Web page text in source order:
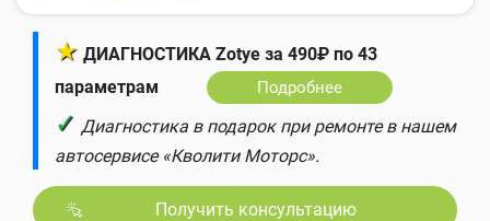
★ ДИАГНОСТИКА Zotye за 490₽ по 43
параметрам
Подробнее
✓ Диагностика в подарок при ремонте в нашем
автосервисе «Кволити Моторс».
Получить консультацию